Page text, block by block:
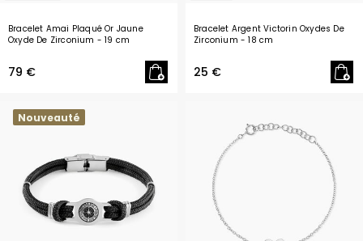
Bracelet Amai Plaqué Or Jaune
Oxyde De Zirconium - 19 cm
79 €
Bracelet Argent Victorin Oxydes De
Zirconium- 18 cm
25 €
Nouveauté